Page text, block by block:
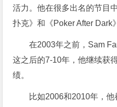
活力。他在很多出名的节目
扑克》和《Poker After Dark
在2003年之前，Sam
这之后的7-10年，他继续获
绩。
比如2006和2010年，他